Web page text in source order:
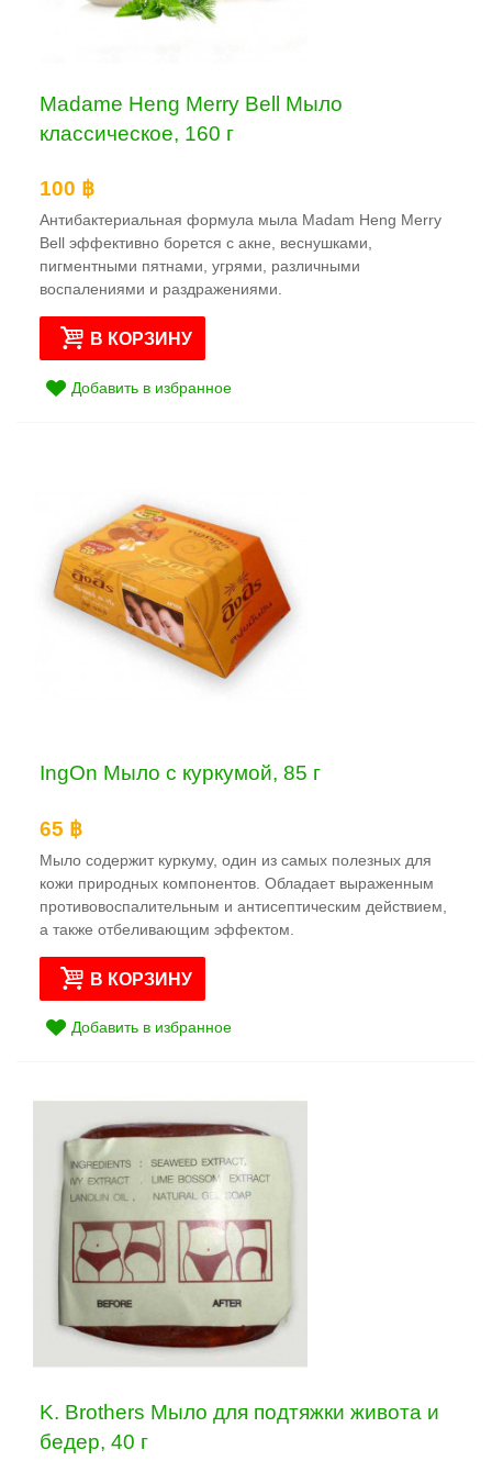
Madame Heng Merry Bell Мыло
классическое, 160 г
100 ฿
Антибактериальная формула мыла Madam Heng Merry
Bell эффективно борется с акне, веснушками,
пигментными пятнами, угрями, различными
воспалениями и раздражениями.
В КОРЗИНУ
Добавить в избранное
IngOn Мыло с куркумой, 85 г
65 ฿
Мыло содержит куркуму, один из самых полезных для
кожи природных компонентов. Обладает выраженным
противовоспалительным и антисептическим действием,
а также отбеливающим эффектом.
В КОРЗИНУ
Добавить в избранное
K. Brothers Мыло для подтяжки живота и
бедер, 40 г